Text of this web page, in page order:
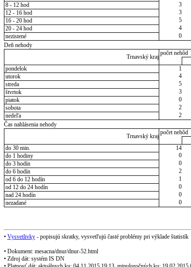
8 - 12 hod
3
12 - 16 hod
3
16 - 20 hod
5
20 - 24 hod
4
nezistené
0
Deň nehody
Trnavský kraj
počet nehôd
pondelok
1
utorok
4
streda
5
štvrtok
3
piatok
0
sobota
2
nedeľa
2
Čas nahlásenia nehody
Trnavský kraj
počet nehôd
do 30 min.
14
do 1 hodiny
0
do 3 hodín
0
do 6 hodín
2
od 6 do 12 hodín
1
od 12 do 24 hodín
0
nad 24 hodín
0
nezadané
0
• Vysvetlivky - popisujú skratky, vysvetľujú časté problémy pri výklade štatistík
• Dokument: mesacna/dnur/dnur-52.html
• Zdroj dát: systém IS DN